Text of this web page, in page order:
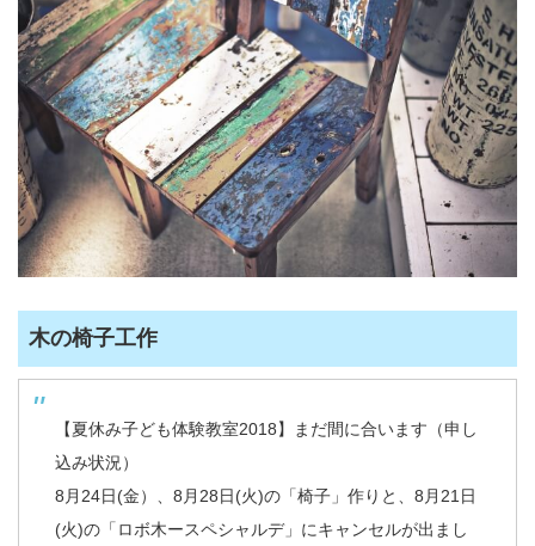
木の椅子工作
【夏休み子ども体験教室2018】まだ間に合います（申し
込み状況）
8月24日(金）、8月28日(火)の「椅子」作りと、8月21日
(火)の「ロボ木ースペシャルデ」にキャンセルが出まし